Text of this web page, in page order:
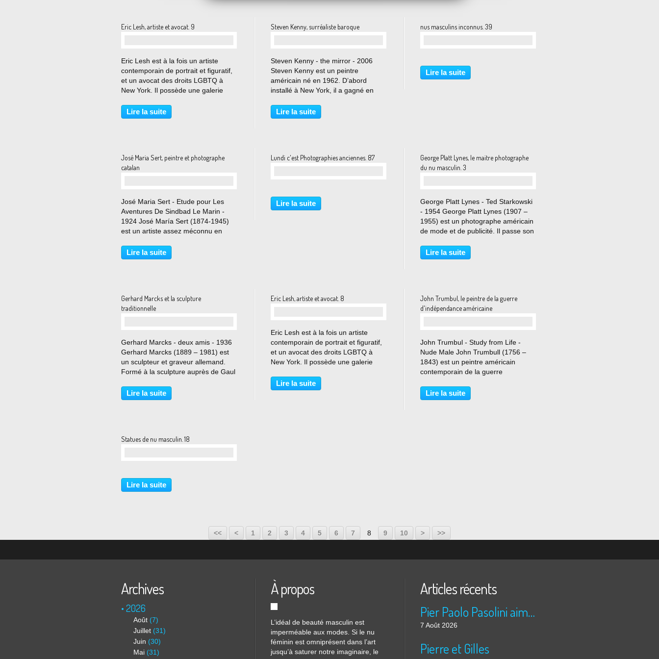
Eric Lesh, artiste et avocat. 9
Eric Lesh est à la fois un artiste
contemporain de portrait et figuratif,
et un avocat des droits LGBTQ à
New York. Il possède une galerie
une représentation de jeunes sujets
masculins qui cherche à capturer la
Lire la suite
Steven Kenny, surréaliste baroque
Steven Kenny - the mirror - 2006
Steven Kenny est un peintre
américain né en 1962. D’abord
installé à New York, il a gagné en
de ne se consacrer qu’à la peinture à
partir de 1997. Dès son plus jeune
Lire la suite
nus masculins inconnus. 39
Lire la suite
José Maria Sert, peintre et photographe
catalan
José Maria Sert - Etude pour Les
Aventures De Sindbad Le Marin -
1924 José María Sert (1874-1945)
est un artiste assez méconnu en
renommé en Espagne, son pays
d’origine. Sert est un «peintre-
Lire la suite
Lundi c'est Photographies anciennes. 87
Lire la suite
George Platt Lynes, le maitre photographe
du nu masculin. 3
George Platt Lynes - Ted Starkowski
- 1954 George Platt Lynes (1907 –
1955) est un photographe américain
de mode et de publicité. Il passe son
fréquente la Berkshire School dans
le Massachusetts. Ses parents
Lire la suite
Gerhard Marcks et la sculpture
traditionnelle
Gerhard Marcks - deux amis - 1936
Gerhard Marcks (1889 – 1981) est
un sculpteur et graveur allemand.
Formé à la sculpture auprès de Gaul
professeur à l'école des arts
décoratifs de Berlin en 1918 et, de
Lire la suite
Eric Lesh, artiste et avocat. 8
Eric Lesh est à la fois un artiste
contemporain de portrait et figuratif,
et un avocat des droits LGBTQ à
New York. Il possède une galerie
une représentation de jeunes sujets
masculins qui cherche à capturer la
Lire la suite
John Trumbul, le peintre de la guerre
d'indépendance américaine
John Trumbul - Study from Life -
Nude Male John Trumbull (1756 –
1843) est un peintre américain
contemporain de la guerre
considéré comme l'un des
fondateurs de la peinture d'histoire
Lire la suite
Statues de nu masculin. 18
Lire la suite
<< < 1 2 3 4 5 6 7 8 9 10 20
30
40
50
60
70
80
90
> >>
Archives
2026
Août (7)
Juillet (31)
Juin (30)
Mai (31)
À propos
L’idéal de beauté masculin est
imperméable aux modes. Si le nu
féminin est omniprésent dans l’art
jusqu’à saturer notre imaginaire, le
Articles récents
Pier Paolo Pasolini aime les nuits arabes
7 Août 2026
Pierre et Gilles